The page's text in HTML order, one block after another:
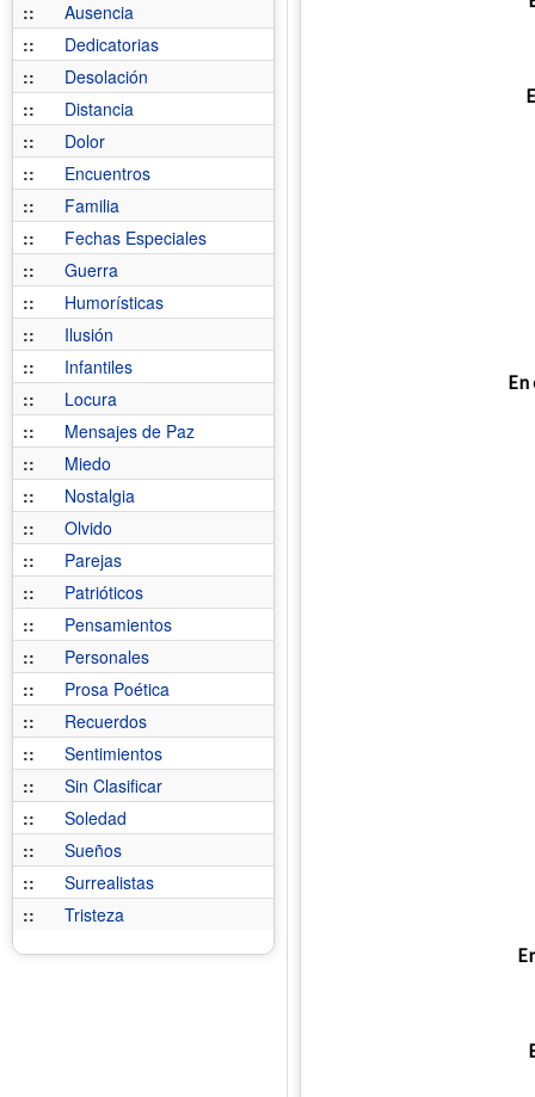
::
Ausencia
::
Dedicatorias
::
Desolación
::
Distancia
::
Dolor
::
Encuentros
::
Familia
::
Fechas Especiales
::
Guerra
::
Humorísticas
::
Ilusión
::
Infantiles
::
Locura
::
Mensajes de Paz
::
Miedo
::
Nostalgia
::
Olvido
::
Parejas
::
Patrióticos
::
Pensamientos
::
Personales
::
Prosa Poética
::
Recuerdos
::
Sentimientos
::
Sin Clasificar
::
Soledad
::
Sueños
::
Surrealistas
::
Tristeza
En